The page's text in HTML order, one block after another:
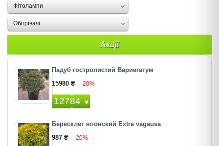
Фітолампи
Oбігрівачі
Акції
Падуб гостролистий Вариегатум
15980 ₴ –20%
12784 ₴
Бересклет японский Extra vagausa
987 ₴ –20%